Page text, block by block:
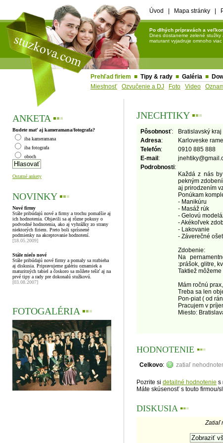
Úvod Mapa stránky
Po dlhých prípravách a
Dnes dostaneme zelené
maturant vyjadruje omnoho
Prehľad firiem ■ Tipy & rady ■ Galéria ■
Miestnosť
Ozvučenie a DJ Foto Video
ANKETA ▪▪▪
Budete mať aj kameramana/fotografa?
iba kameramana
iba fotografa
oboch
Ostatné ankety
NOVINKY ▪▪▪
Nové firmy
Stále pribúdajú nové a firmy a trochu pomalšie aj
ich hodnotenia. Objavili sa aj rôzne pokusy o
podvodné hodnotenia, ako aj vyhrážky zo strany
niektorých firiem. Preto boli sprísnené
podmienky na akceptovanie hodnotení.
[18.05.2009]
Stále niečo nové
Stále pribúdajú nové firmy a pomaly sa rozbieha
aj diskusia. Pripravujeme galériu oznamiek a
maturitných tabiel a čoskoro sa môžete tešiť aj na
prvé tipy a rady pre dokonalú stužkovú.
[03.08.2007]
FOTOGALÉRIA ▪▪▪
JNECHTIKY ▪▪▪
Pôsobnosť:
Bratislavský kraj
Adresa:
Karloveske
Telefón:
0910 885 888
E-mail : jnehtiky@
Podrobnosti:
Každá z nás
pekným
aj prirodzením
Ponúkam
- Manikúru
- Masáž rúk
- Gelovú
- Akékoľvek
- Lakovanie
- Záverečné
Zdobenie:
Na
:prášok, glitre,
Taktiež
Mám ročnú
Treba sa len
Pon-piat ( od
Pracujem v
Miesto:
HODNOTENIE ▪▪▪
Celkovo: zatiaľ
Pozrite si detailné hodnotenie s
Máte skúsenosť s touto firmou/
DISKUSIA ▪▪▪
Zatiaľ